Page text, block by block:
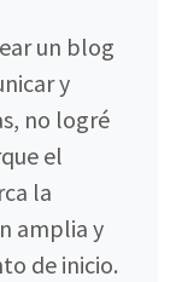
un blog
y
no logré
el
la
amplia y
de inicio.